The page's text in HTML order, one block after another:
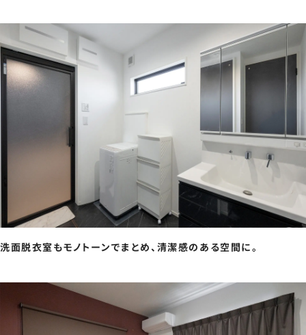
洗面脱衣室もモノトーンでまとめ、清潔感のある空間に。